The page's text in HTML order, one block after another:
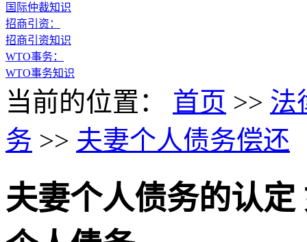
国际仲裁知识
招商引资：
招商引资知识
WTO事务：
WTO事务知识
当前的位置： 首页 >> 法
务 >> 夫妻个人债务偿还
夫妻个人债务的认